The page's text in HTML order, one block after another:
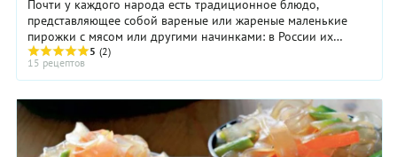
правда,
идеально
для тех,
кто
любит
но
эффектные
десерты.
блюдо на
сладкое
—
печенье,
внутрь
которого
спрятана
бумажка
с каким-
всегда
есть под
сложность
будет в
том,
чтобы
нарезать
Почти у каждого народа есть традиционное блюдо,
представляющее собой вареные или жареные маленькие
пирожки с мясом или другими начинками: в России их
называют пельменями, в Грузии – хинкали, в Средней ...
5 (2)
15 рецептов